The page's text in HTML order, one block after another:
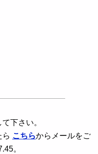
下さい。
ら こちらからメールをご
。